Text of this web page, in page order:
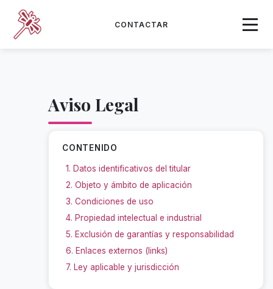
CONTACTAR
Aviso Legal
CONTENIDO
1. Datos identificativos del titular
2. Objeto y ámbito de aplicación
3. Condiciones de uso
4. Propiedad intelectual e industrial
5. Exclusión de garantías y responsabilidad
6. Enlaces externos (links)
7. Ley aplicable y jurisdicción